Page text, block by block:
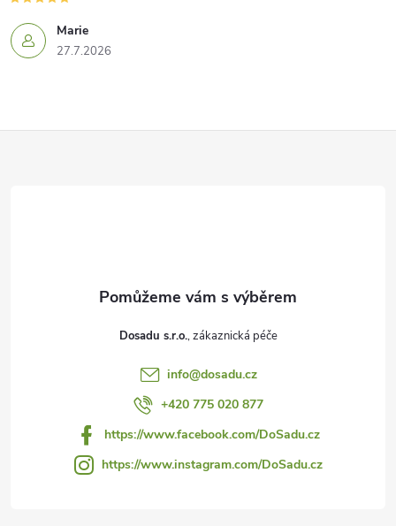
Marie
27.7.2026
Dosadu s.r.o.
info@dosadu.cz
+420 775 020 877
https://www.facebook.com/DoSadu.cz
https://www.instagram.com/DoSadu.cz